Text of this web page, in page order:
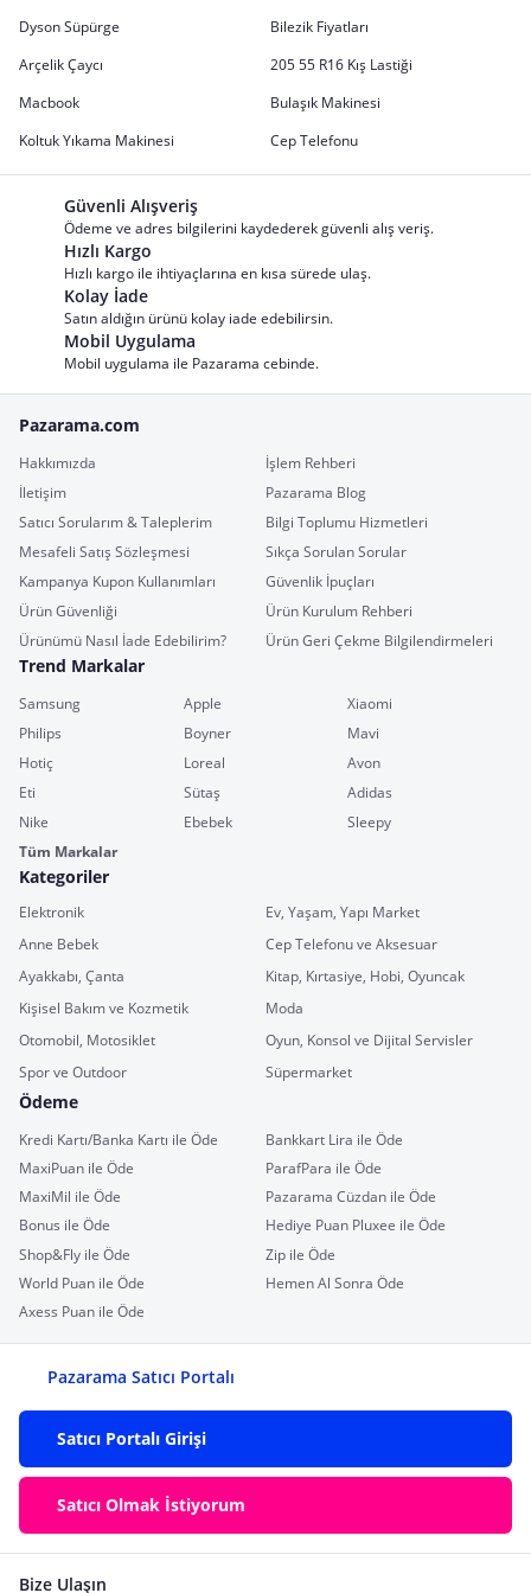
Dyson Süpürge
Bilezik Fiyatları
Arçelik Çaycı
205 55 R16 Kış Lastiği
Macbook
Bulaşık Makinesi
Koltuk Yıkama Makinesi
Cep Telefonu
Güvenli Alışveriş
Ödeme ve adres bilgilerini kaydederek güvenli alış veriş.
Hızlı Kargo
Hızlı kargo ile ihtiyaçlarına en kısa sürede ulaş.
Kolay İade
Satın aldığın ürünü kolay iade edebilirsin.
Mobil Uygulama
Mobil uygulama ile Pazarama cebinde.
Pazarama.com
Hakkımızda
İşlem Rehberi
İletişim
Pazarama Blog
Satıcı Sorularım & Taleplerim
Bilgi Toplumu Hizmetleri
Mesafeli Satış Sözleşmesi
Sıkça Sorulan Sorular
Kampanya Kupon Kullanımları
Güvenlik İpuçları
Ürün Güvenliği
Ürün Kurulum Rehberi
Ürünümü Nasıl İade Edebilirim?
Ürün Geri Çekme Bilgilendirmeleri
Trend Markalar
Samsung Apple
Xiaomi
Philips
Boyner
Mavi
Hotiç
Loreal
Avon
Eti
Sütaş
Adidas
Nike
Ebebek
Sleepy
Tüm Markalar
Kategoriler
Elektronik
Ev, Yaşam, Yapı Market
Anne Bebek
Cep Telefonu ve Aksesuar
Ayakkabı, Çanta
Kitap, Kırtasiye, Hobi, Oyuncak
Kişisel Bakım ve Kozmetik
Moda
Otomobil, Motosiklet
Oyun, Konsol ve Dijital Servisler
Spor ve Outdoor
Süpermarket
Ödeme
Kredi Kartı/Banka Kartı ile Öde
Bankkart Lira ile Öde
MaxiPuan ile Öde
ParafPara ile Öde
MaxiMil ile Öde
Pazarama Cüzdan ile Öde
Bonus ile Öde
Hediye Puan Pluxee ile Öde
Shop&Fly ile Öde
Zip ile Öde
World Puan ile Öde
Hemen Al Sonra Öde
Axess Puan ile Öde
Pazarama Satıcı Portalı
Satıcı Portalı Girişi
Satıcı Olmak İstiyorum
Bize Ulaşın